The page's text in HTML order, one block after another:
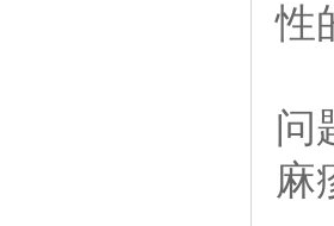
性
问
麻